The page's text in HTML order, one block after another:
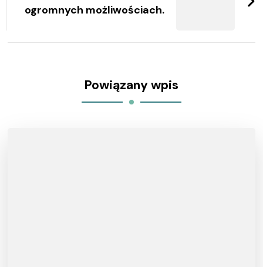
ogromnych możliwościach.
Powiązany wpis